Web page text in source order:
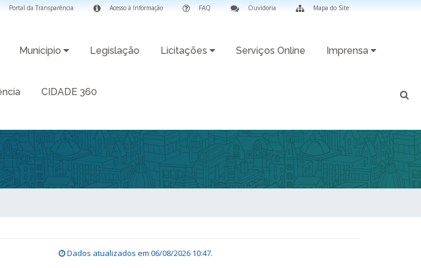
Mapa do Site
Ouvidoria
FAQ
Acesso à Informação
Portal da Transparência
Município Legislação Licitações Serviços Online Imprensa
CIDADE 360
Dados atualizados em 06/08/2026 10:47.